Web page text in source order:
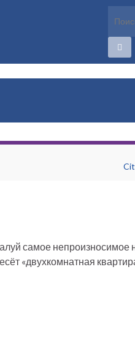
самое непроизносимое
«двухкомнатная